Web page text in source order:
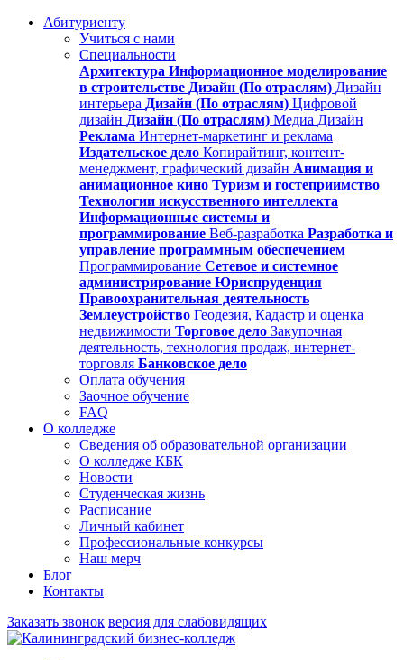
Абитуриенту
Учиться с нами
Специальности
Архитектура Информационное моделирование
в строительстве Дизайн (По отраслям) Дизайн
интерьера Дизайн (По отраслям) Цифровой
дизайн Дизайн (По отраслям) Медиа Дизайн
Реклама Интернет-маркетинг и реклама
Издательское дело Копирайтинг, контент-
менеджмент, графический дизайн Анимация и
анимационное кино Туризм и гостеприимство
Технологии искусственного интеллекта
Информационные системы и
программирование Веб-разработка Разработка и
управление программным обеспечением
Программирование Сетевое и системное
администрирование Юриспруденция
Правоохранительная деятельность
Землеустройство Геодезия, Кадастр и оценка
недвижимости Торговое дело Закупочная
деятельность, технология продаж, интернет-
торговля Банковское дело
Оплата обучения
Заочное обучение
FAQ
О колледже
Сведения об образовательной организации
О колледже КБК
Новости
Студенческая жизнь
Расписание
Личный кабинет
Профессиональные конкурсы
Наш мерч
Блог
Контакты
Заказать звонок версия для слабовидящих